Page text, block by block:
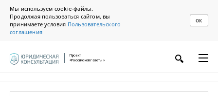
Мы используем cookie-файлы.
Продолжая пользоваться сайтом, вы
принимаете условия Пользовательского
соглашения
ОК
Проект
«Российской газеты»